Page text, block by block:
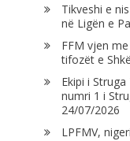
Tikveshi e
në Ligën e
FFM vjen
tifozët e
Ekipi i
numri 1 i
24/07/2026
LPFMV,